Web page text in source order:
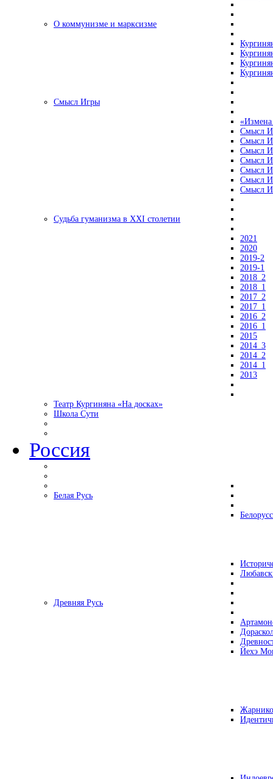
О коммунизме и марксизме
Смысл Игры
«Измена
Смысл
Смысл
Смысл
Смысл
Смысл
Смысл
Смысл
Судьба гуманизма в XXI столетии
2021
2020
2019-2
2019-1
2018_2
2018_1
2017_2
2017_1
2016_2
2016_1
2015
2014_3
2014_2
2014_1
2013
Театр Кургиняна «На досках»
Школа Сути
Россия
Белая Русь
Древняя Русь
Йехэ